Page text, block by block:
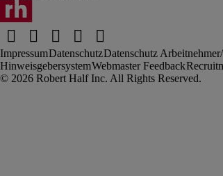
ImpressumDatenschutzDatenschutz Arbeitnehmer/
HinweisgebersystemWebmaster Feedback